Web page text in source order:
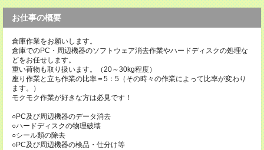
お仕事の概要
倉庫作業をお願いします。
倉庫でのPC・周辺機器のソフトウェア消去作業やハードディスクの処理な
どをお任せします。
重い荷物も取り扱います。（20～30kg程度）
座り作業と立ち作業の比率＝5：5（その時々の作業によって比率が変わり
ます。）
モクモク作業が好きな方は必見です！
○PC及び周辺機器のデータ消去
○ハードディスクの物理破壊
○シール類の除去
○PC及び周辺機器の検品・仕分け等